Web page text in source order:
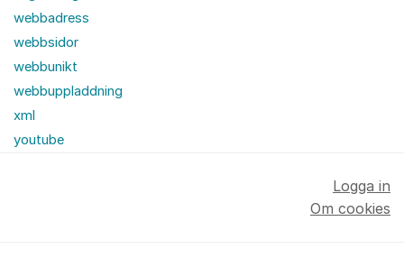
webbadress
webbsidor
webbunikt
webbuppladdning
xml
youtube
Logga in
Om cookies